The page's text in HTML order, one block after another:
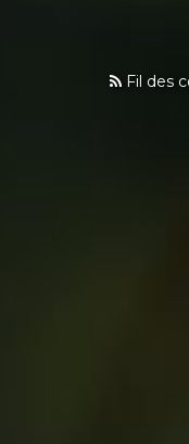
Fil des